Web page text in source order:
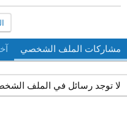
مشاركات الملف الشخصي
لا توجد رسائل في الملف